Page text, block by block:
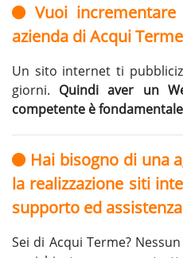
Vuoi
azienda di Acqui
Un sito internet ti
giorni. Quindi aver un
competente è
Hai bisogno di una
la realizzazione siti
supporto ed
Sei di Acqui Terme?